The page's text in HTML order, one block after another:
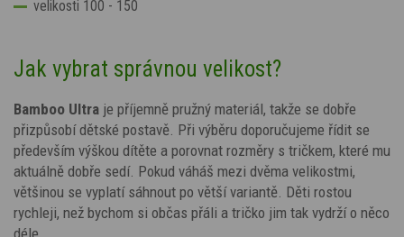
velikosti 100 - 150
Jak vybrat správnou velikost?
Bamboo Ultra je příjemně pružný materiál, takže se dobře
přizpůsobí dětské postavě. Při výběru doporučujeme řídit se
především výškou dítěte a porovnat rozměry s tričkem, které mu
aktuálně dobře sedí. Pokud váháš mezi dvěma velikostmi,
většinou se vyplatí sáhnout po větší variantě. Děti rostou
rychleji, než bychom si občas přáli a tričko jim tak vydrží o něco
déle.